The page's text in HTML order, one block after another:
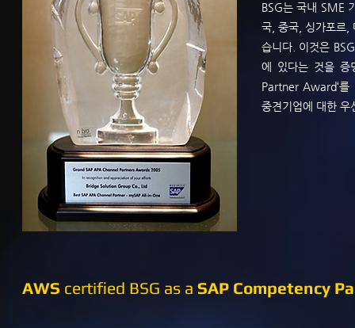
BSG는 국내 SME
국, 중국, 싱가포르,
습니다. 이것은
에 있다는 것을 증
Partner Award‘를
중견기업에 대한 우
AWS certified BSG as a SAP Competency